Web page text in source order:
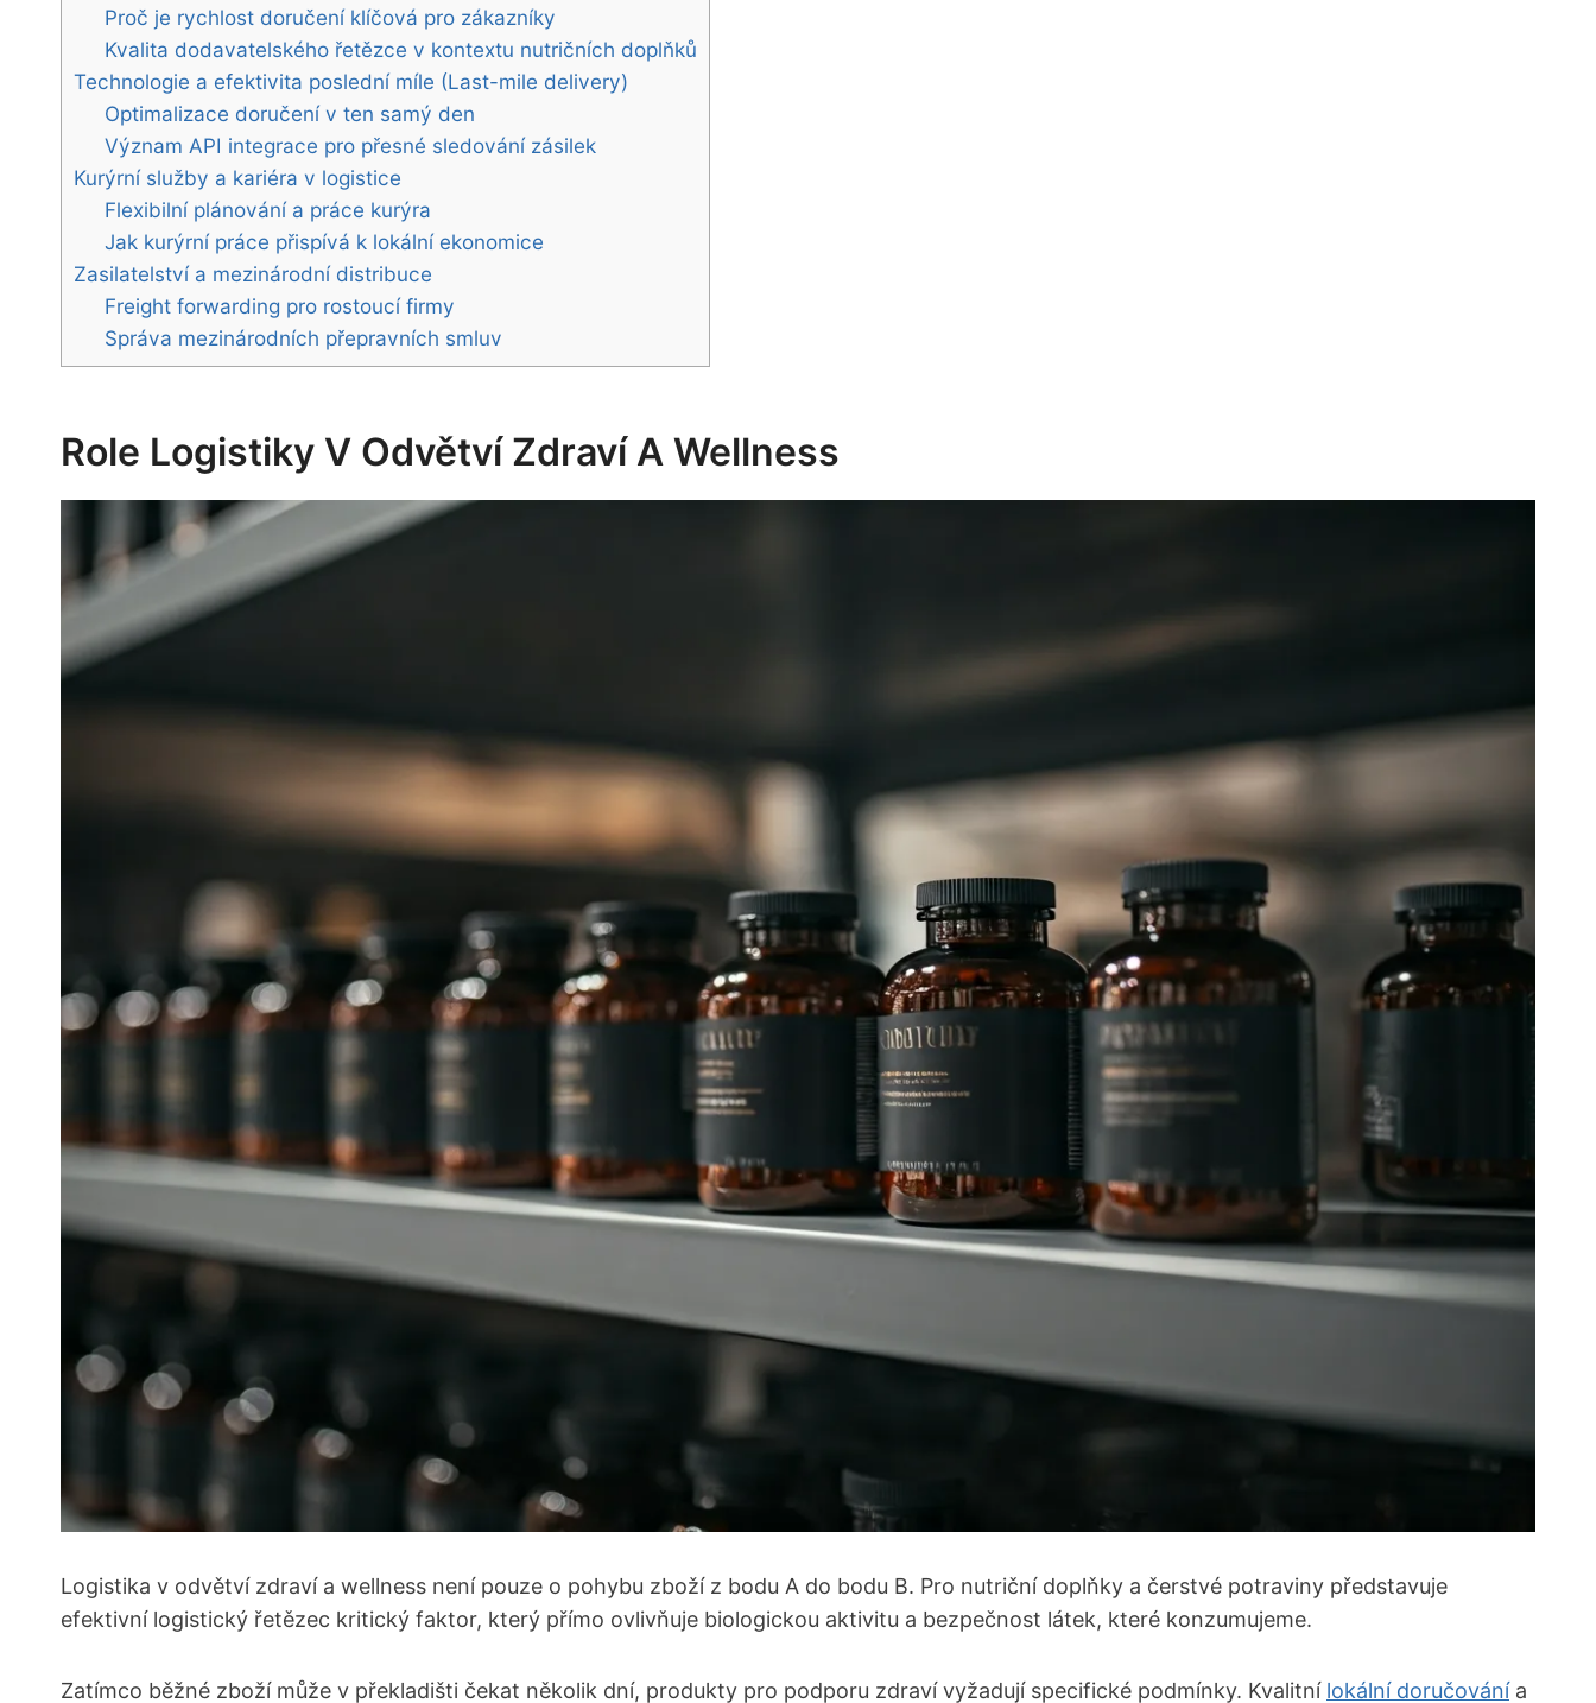
Proč je rychlost doručení klíčová pro zákazníky
Kvalita dodavatelského řetězce v kontextu nutričních doplňků
Technologie a efektivita poslední míle (Last-mile delivery)
Optimalizace doručení v ten samý den
Význam API integrace pro přesné sledování zásilek
Kurýrní služby a kariéra v logistice
Flexibilní plánování a práce kurýra
Jak kurýrní práce přispívá k lokální ekonomice
Zasilatelství a mezinárodní distribuce
Freight forwarding pro rostoucí firmy
Správa mezinárodních přepravních smluv
Role Logistiky V Odvětví Zdraví A Wellness
Logistika v odvětví zdraví a wellness není pouze o pohybu zboží z bodu A do bodu B. Pro nutriční doplňky a čerstvé potraviny představuje
efektivní logistický řetězec kritický faktor, který přímo ovlivňuje biologickou aktivitu a bezpečnost látek, které konzumujeme.
Zatímco běžné zboží může v překladišti čekat několik dní, produkty pro podporu zdraví vyžadují specifické podmínky. Kvalitní lokální doručovánía